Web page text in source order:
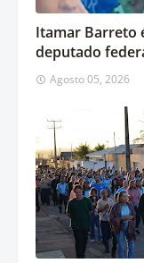
Itamar Barreto
deputado
Agosto 05, 2026